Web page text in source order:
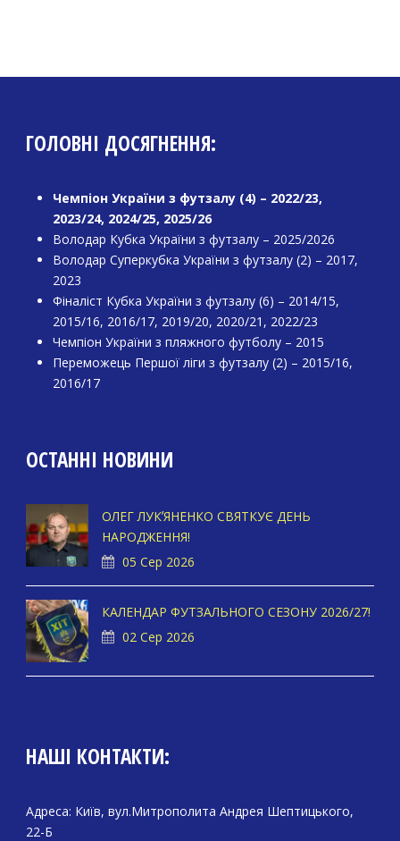
ГОЛОВНІ ДОСЯГНЕННЯ:
Чемпіон України з футзалу (4) – 2022/23,
2023/24, 2024/25, 2025/26
Володар Кубка України з футзалу – 2025/2026
Володар Суперкубка України з футзалу (2) – 2017,
2023
Фіналіст Кубка України з футзалу (6) – 2014/15,
2015/16, 2016/17, 2019/20, 2020/21, 2022/23
Чемпіон України з пляжного футболу – 2015
Переможець Першої ліги з футзалу (2) – 2015/16,
2016/17
ОСТАННІ НОВИНИ
ОЛЕГ ЛУКʼЯНЕНКО СВЯТКУЄ ДЕНЬ
НАРОДЖЕННЯ!
05 Сер 2026
КАЛЕНДАР ФУТЗАЛЬНОГО СЕЗОНУ 2026/27!
02 Сер 2026
НАШІ КОНТАКТИ:
Адреса: Київ, вул.Митрополита Андрея Шептицького,
22-Б